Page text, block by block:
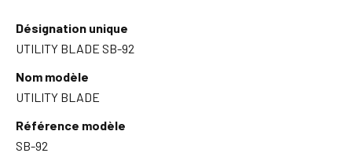
Désignation unique
UTILITY BLADE SB-92
Nom modèle
UTILITY BLADE
Référence modèle
SB-92